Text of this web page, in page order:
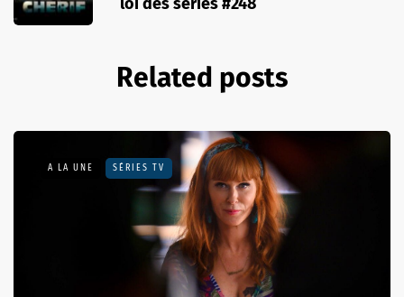
Related posts
A LA UNE SÉRIES TV